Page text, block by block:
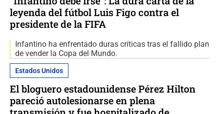
leyenda del fútbol Luis Figo contra el
presidente de la FIFA
Infantino ha enfrentado duras críticas tras el fallido plan
de vender la Copa del Mundo.
Estados Unidos
El bloguero estadounidense Pérez Hilton
pareció autolesionarse en plena